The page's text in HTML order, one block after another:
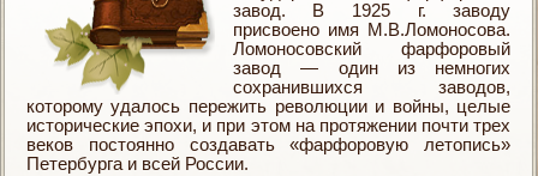
завод. В 1925 г. заводу
присвоено имя М.В.Ломоносова.
Ломоносовский фарфоровый
завод — один из немногих
сохранившихся заводов,
которому удалось пережить революции и войны, целые
исторические эпохи, и при этом на протяжении почти трех
веков постоянно создавать «фарфоровую летопись»
Петербурга и всей России.